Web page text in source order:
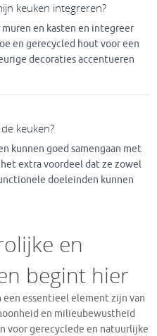
keuken integreren?
en kasten en integreer
en gerecycled hout voor een
decoraties accentueren
keuken?
kunnen goed samengaan met
extra voordeel dat ze zowel
doeleinden kunnen
en
begint hier
essentieel element zijn van
en milieubewustheid
voor gerecyclede en natuurlijke